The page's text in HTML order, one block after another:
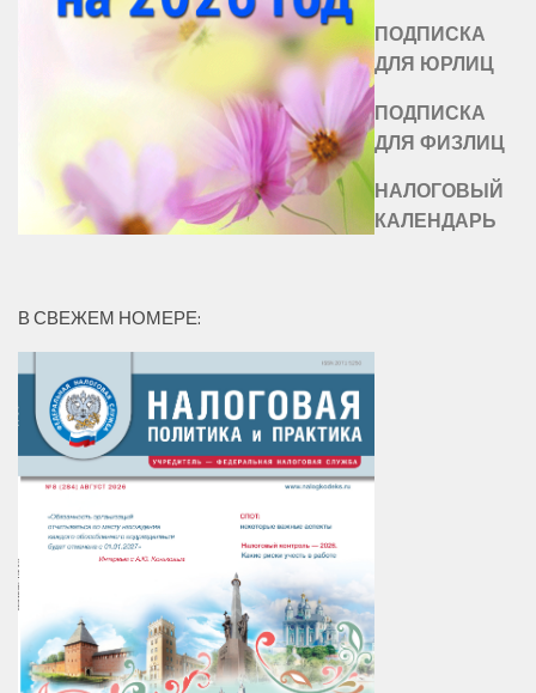
ПОДПИСКА
ДЛЯ ЮРЛИЦ
ПОДПИСКА
ДЛЯ ФИЗЛИЦ
НАЛОГОВЫЙ
КАЛЕНДАРЬ
В СВЕЖЕМ НОМЕРЕ: